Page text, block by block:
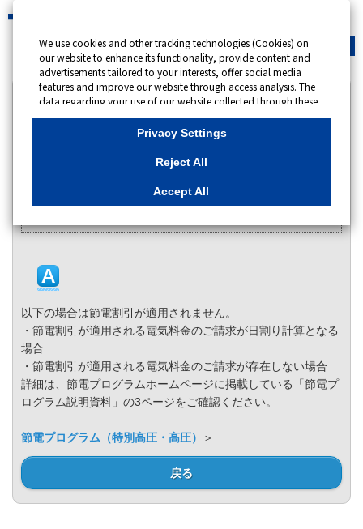
緊急時 会員サイト
カテゴリー表示
No : 13918 更新日時 : 2025/06/24 09:00
節電割引が適用されない場合はありますか。
以下の場合は節電割引が適用されません。
・節電割引が適用される電気料金のご請求が日割り計算となる
場合
・節電割引が適用される電気料金のご請求が存在しない場合
詳細は、節電プログラムホームページに掲載している「節電プ
ログラム説明資料」の3ページをご確認ください。
節電プログラム（特別高圧・高圧） ＞
戻る
We use cookies and other tracking technologies (Cookies) on
our website to enhance its functionality, provide content and
advertisements tailored to your interests, offer social media
features and improve our website through access analysis. The
data regarding your use of our website collected through these
Cookies may be shared with our partners that provide
advertising, social media and/or analytics services. These
that you have provided to them or that they have collected
optimise advertisements delivered to you by businesses other
than us on the internet. If you wish to reject the use of all
"Reject All". If you agree to the use of all Cookies, please click
rejection settings at any time by clicking the
button on this banner or through your browser's "Settings".
For more information regarding the processing of personal
information including Cookies on our website, please refer to
Cookies Details
Privacy Policy
Privacy Settings
Reject All
Accept All